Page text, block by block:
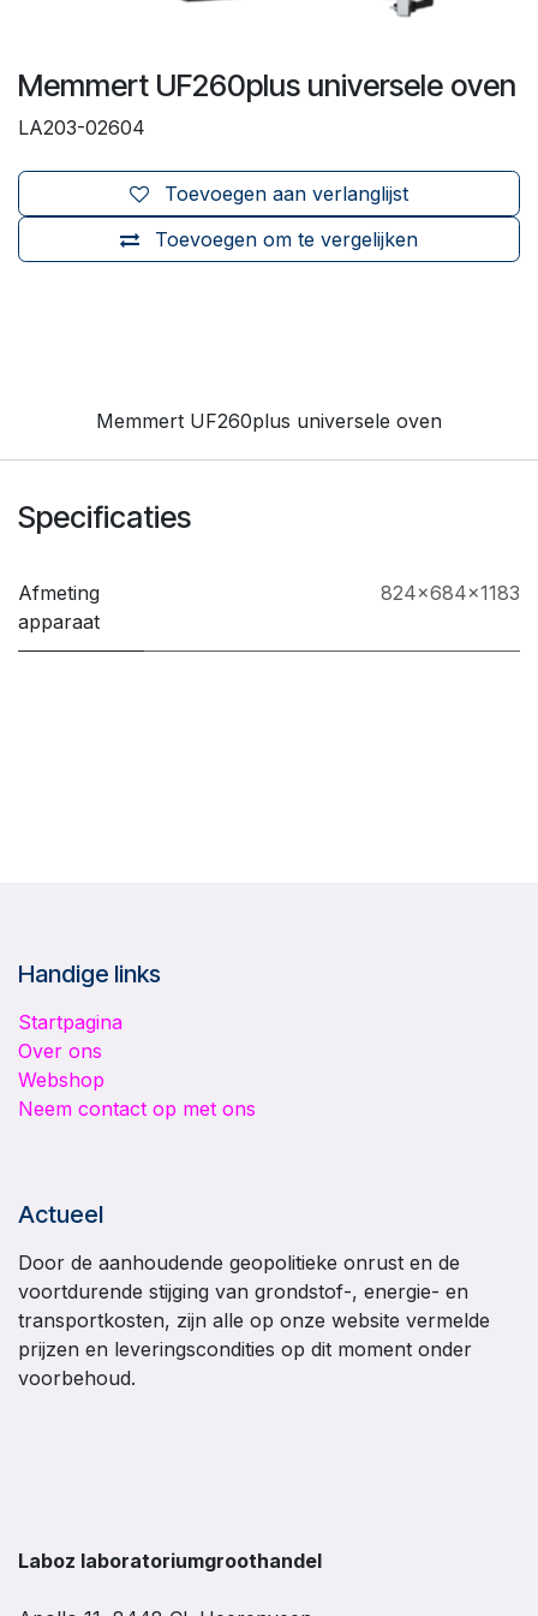
Memmert UF260plus universele oven
LA203-02604
Toevoegen om te vergelijken
Toevoegen aan verlanglijst
Memmert UF260plus universele oven
Specificaties
Afmeting
apparaat
824x684x1183
Handige links
Startpagina
Over ons
Webshop
Neem contact op met ons
Actueel
Door de aanhoudende geopolitieke onrust en de
voortdurende stijging van grondstof-, energie- en
transportkosten, zijn alle op onze website vermelde
prijzen en leveringscondities op dit moment onder
voorbehoud.
Laboz laboratoriumgroothandel